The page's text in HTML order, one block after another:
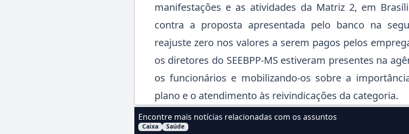
manifestações e as atividades da Matriz 2, em
contra a proposta apresentada pelo banco na
reajuste zero nos valores a serem pagos pelos
os diretores do SEEBPP-MS estiveram presentes na
os funcionários e mobilizando-os sobre a
plano e o atendimento às reivindicações da categoria.
Encontre mais notícias relacionadas com os assuntos
Filtrar Notícias pelo assunto:
Caixa Saúde